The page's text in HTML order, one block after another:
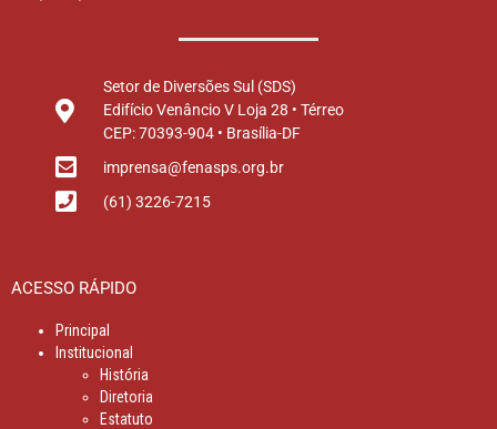
Setor de Diversões Sul (SDS)
Edifício Venâncio V Loja 28 • Térreo
CEP: 70393-904 • Brasília-DF
imprensa@fenasps.org.br
(61) 3226-7215
ACESSO RÁPIDO
Principal
Institucional
História
Diretoria
Estatuto